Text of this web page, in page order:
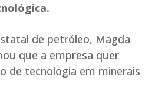
de petróleo, Magda
que a empresa quer
de tecnologia em minerais